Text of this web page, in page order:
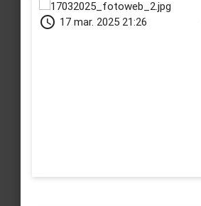
schedule 17 mar. 2025 21:26